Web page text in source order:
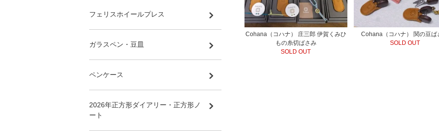
Cohana（コハナ） 庄三郎 伊賀くみひ
もの糸切ばさみ
SOLD OUT
Cohana（コハナ） 関の豆ば
SOLD OUT
フェリスホイールプレス
ガラスペン・豆皿
ペンケース
2026年正方形ダイアリー・正方形ノ
ート